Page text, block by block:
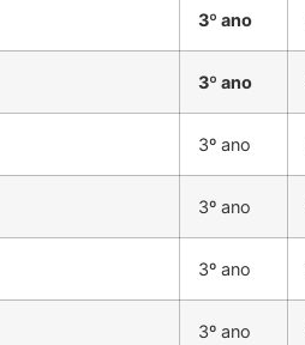
3º ano
3º ano
3º ano
3º ano
3º ano
3º ano